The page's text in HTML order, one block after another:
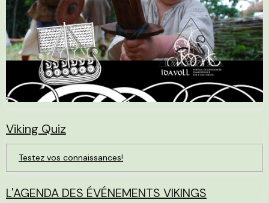
Viking Quiz
Testez vos connaissances!
L'AGENDA DES ÉVÉNEMENTS VIKINGS